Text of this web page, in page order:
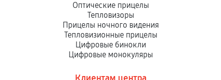
Оптические прицелы
Тепловизоры
Прицелы ночного видения
Тепловизионные прицелы
Цифровые бинокли
Цифровые монокуляры